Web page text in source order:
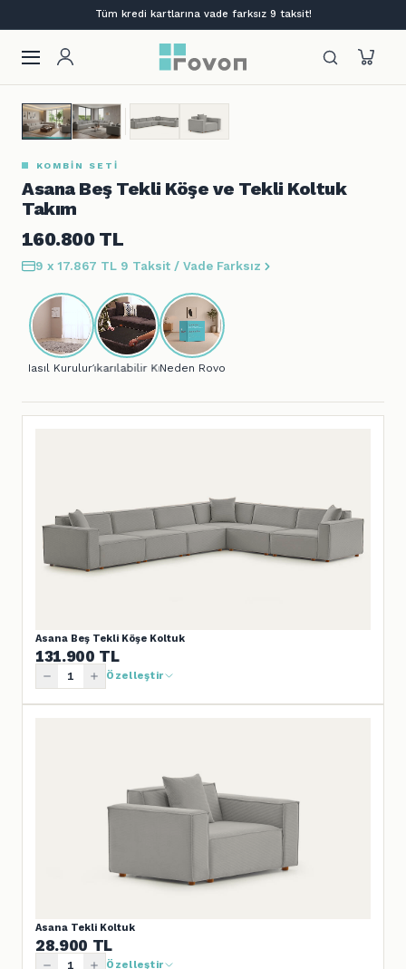
Tüm kredi kartlarına vade farksız 9 taksit!
Asana Beş Tekli Köşe ve Tekli Koltuk
Takım
160.800TL
9 x 17.867 TL 9 Taksit / Vade Farksız
Nasıl Kurulur?Çıkarılabilir KılıfNeden Rovon?
Asana Beş Tekli Köşe Koltuk
131.900 TL
Özelleştir
Asana Tekli Koltuk
28.900 TL
Özelleştir